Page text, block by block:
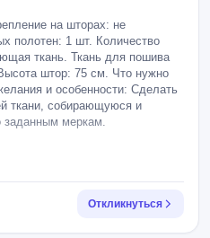
на шторах: не
полотен: 1 шт. Количество
ткань. Ткань для пошива
штор: 75 см. Что нужно
и особенности: Сделать
ткани, собирающуюся и
заданным меркам.
Откликнуться